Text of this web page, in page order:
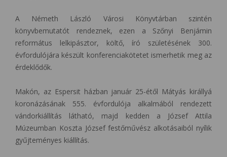
A Németh László Városi Könyvtárban szintén
könyvbemutatót rendeznek, ezen a Szőnyi Benjámin
református lelkipásztor, költő, író születésének 300.
évfordulójára készült konferenciakötetet ismerhetik meg az
érdeklődők.
Makón, az Espersit házban január 25-étől Mátyás királlyá
koronázásának 555. évfordulója alkalmából rendezett
vándorkiállítás látható, majd kedden a József Attila
Múzeumban Koszta József festőművész alkotásaiból nyílik
gyűjteményes kiállítás.